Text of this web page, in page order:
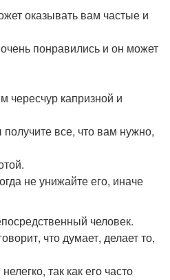
оказывать вам частые и
понравились и он может
чересчур капризной и
все, что вам нужно,
не унижайте его, иначе
человек.
что думает, делает то,
так как его часто